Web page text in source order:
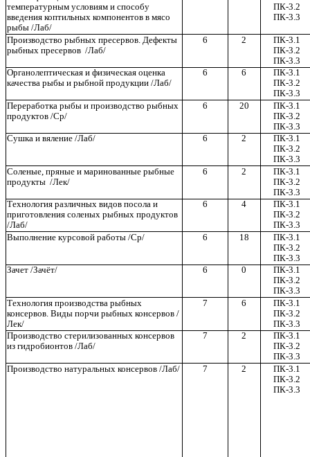
температурным условиям и способу
введения коптильных компонентов в мясо
рыбы /Лаб/
ПК-3.2
ПК-3.3
Производство рыбных пресервов. Дефекты
рыбных пресервов /Лаб/
2
ПК-3.1
ПК-3.2
ПК-3.3
6
Органолептическая и физическая оценка
качества рыбы и рыбной продукции /Лаб/
6
ПК-3.1
ПК-3.2
ПК-3.3
6
Переработка рыбы и производство рыбных
продуктов /Ср/
20
ПК-3.1
ПК-3.2
ПК-3.3
6
Сушка и вяление /Лаб/ 2
ПК-3.1
ПК-3.2
ПК-3.3
6
Соленые, пряные и маринованные рыбные
продукты /Лек/
2
ПК-3.1
ПК-3.2
ПК-3.3
6
Технология различных видов посола и
приготовления соленых рыбных продуктов
/Лаб/
4
ПК-3.1
ПК-3.2
ПК-3.3
6
Выполнение курсовой работы /Ср/ 18
ПК-3.1
ПК-3.2
ПК-3.3
6
Зачет /Зачёт/ 0
ПК-3.1
ПК-3.2
ПК-3.3
6
Технология производства рыбных
консервов. Виды порчи рыбных консервов /
Лек/
6
ПК-3.1
ПК-3.2
ПК-3.3
7
Производство стерилизованных консервов
из гидробионтов /Лаб/
2
ПК-3.1
ПК-3.2
ПК-3.3
7
Производство натуральных консервов /Лаб/ 2
ПК-3.1
ПК-3.2
ПК-3.3
7